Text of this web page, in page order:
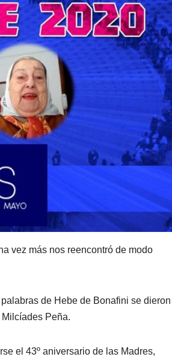
vez más nos reencontró de modo
de Hebe de Bonafini se dieron
Peña.
el 43º aniversario de las Madres,